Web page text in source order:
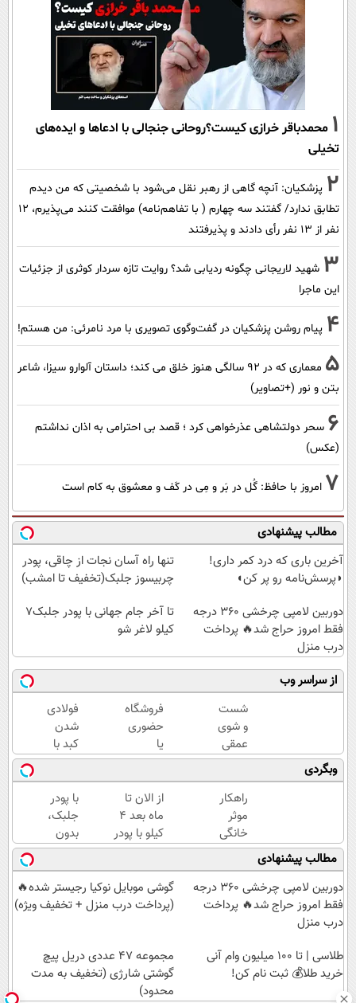
1 محمدباقر خرازی کیست؟روحانی جنجالی با ادعاها و ایده‌های
تخیلی
2 پزشکیان‌: آنچه گاهی از رهبر نقل می‌شود با شخصیتی که من دیدم
تطابق ندارد/ گفتند سه چهارم ( با تفاهم‌نامه) موافقت کنند می‌پذیرم، 12
نفر از 13 نفر رأی دادند و پذیرفتند
3 شهید لاریجانی چگونه ردیابی شد؟ روایت تازه سردار کوثری از جزئیات
این ماجرا
4 پیام روشن پزشکیان در گفت‌و‌گوی تصویری با مرد نامرئی: من هستم!
5
معماری که در 92 سالگی هنوز خلق می کند؛ داستان آلوارو سیزا، شاعر
بتن و نور (+تصاویر)
6 سحر دولتشاهی عذرخواهی کرد ؛ قصد بی احترامی به اذان نداشتم
(عکس)
7 امروز با حافظ: گُل در بَر و مِی در کَف و معشوق به کام است
مطالب پیشنهادی
آخرین باری که درد کمر داری!
◗پرسش‌نامه رو پر کن◖
تنها راه آسان نجات از چاقی، پودر
چربیسوز جلبک(تخفیف تا امشب)
دوربین لامپی چرخشی 360 درجه
فقط امروز حراج شد🔥 پرداخت
درب منزل
تا آخر جام جهانی با پودر جلبک7
کیلو لاغر شو
از سراسر وب
شست
و شوی
عمقی
کبد با
دمنوش
سم
زدای
گیاهی
فروشگاه
حضوری
یا
اینترنتی
داری؟
راحت
محصول
و
خدماتت
رو
بفروش
فولادی
شدن
کبد با
یک
فنجان
نوشیدنی
سم زدا
وبگردی
راهکار
موثر
خانگی
برای
لاغری
پودرجلبک
ماهی۳تا۵
از الان تا
ماه بعد 4
کیلو با پودر
جلبک لاغر
میشی(تعداد
محدود)
با پودر
جلبک،
بدون
باشگاه
و رژیم
چربی
هایتان
مطالب پیشنهادی
دوربین لامپی چرخشی 360 درجه
فقط امروز حراج شد🔥 پرداخت
درب منزل
گوشی موبایل نوکیا رجیستر شده🔥
(پرداخت درب منزل + تخفیف ویژه)
طلاسی | تا 100 میلیون وام آنی
خرید طلا💰 ثبت نام کن!
مجموعه 47 عددی دریل پیچ
گوشتی شارژی (تخفیف به مدت
محدود)